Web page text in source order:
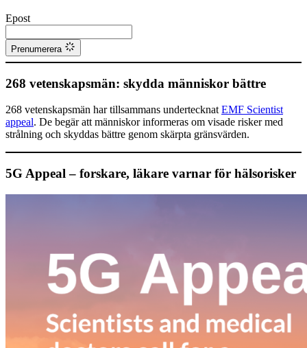
Epost
Prenumerera
268 vetenskapsmän: skydda människor bättre
268 vetenskapsmän har tillsammans undertecknat EMF Scientist
appeal. De begär att människor informeras om visade risker med
strålning och skyddas bättre genom skärpta gränsvärden.
5G Appeal – forskare, läkare varnar för hälsorisker